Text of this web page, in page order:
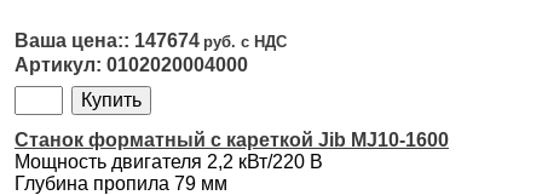
147674
0102020004000
Станок форматный с кареткой Jib MJ10-1600
Мощность двигателя 2,2 кВт/220 В
Глубина пропила 79 мм